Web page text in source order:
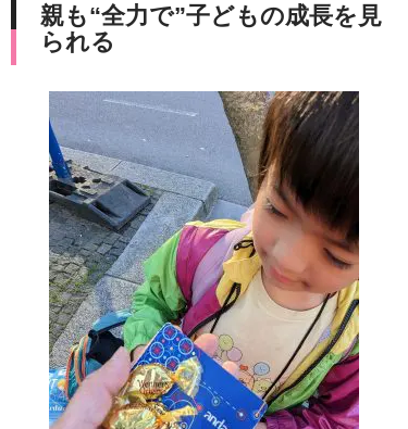
親も“全力で”子どもの成長を見
られる